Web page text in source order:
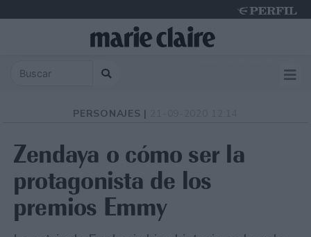
PERSONAJES |
Zendaya o cómo ser la
protagonista de los
premios Emmy